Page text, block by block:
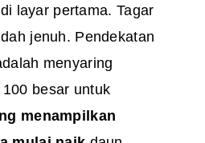
layar pertama. Tagar
jenuh. Pendekatan
menyaring
besar untuk
menampilkan